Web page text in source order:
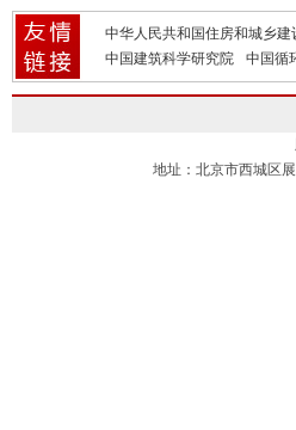
中华人民共和国住房和城乡建
中国建筑科学研究院
中国循
地址：北京市西城区